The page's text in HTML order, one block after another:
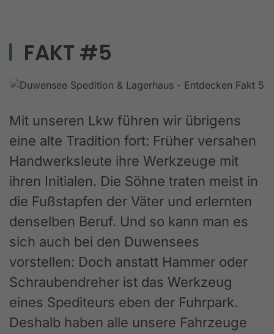
FAKT #5
Mit unseren Lkw führen wir übrigens
eine alte Tradition fort: Früher versahen
Handwerksleute ihre Werkzeuge mit
ihren Initialen. Die Söhne traten meist in
die Fußstapfen der Väter und erlernten
denselben Beruf. Und so kann man es
sich auch bei den Duwensees
vorstellen: Doch anstatt Hammer oder
Schraubendreher ist das Werkzeug
eines Spediteurs eben der Fuhrpark.
Deshalb haben alle unsere Fahrzeuge